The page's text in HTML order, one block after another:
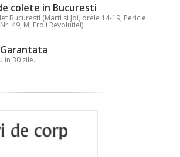
colete in Bucuresti
Bucuresti (Marti si Joi, orele 14-19, Pericle
49, M. Eroii Revolutiei)
in 30 zile.